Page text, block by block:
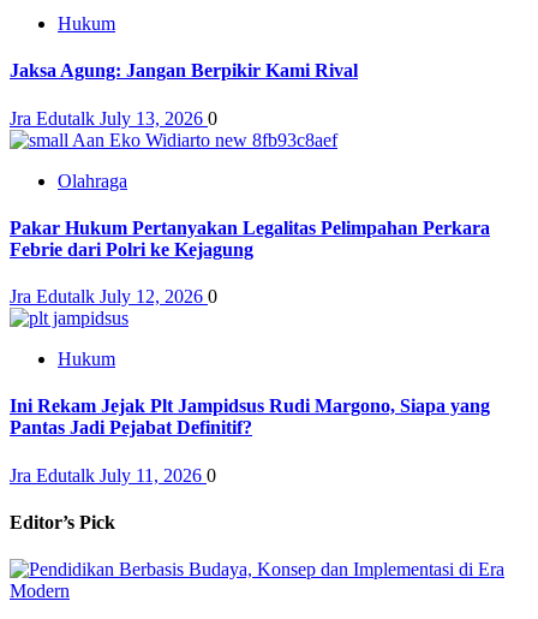
Hukum
Jaksa Agung: Jangan Berpikir Kami Rival
Jra Edutalk July 13, 2026 0
Olahraga
Pakar Hukum Pertanyakan Legalitas Pelimpahan Perkara
Febrie dari Polri ke Kejagung
Jra Edutalk July 12, 2026 0
Hukum
Ini Rekam Jejak Plt Jampidsus Rudi Margono, Siapa yang
Pantas Jadi Pejabat Definitif?
Jra Edutalk July 11, 2026 0
Editor’s Pick